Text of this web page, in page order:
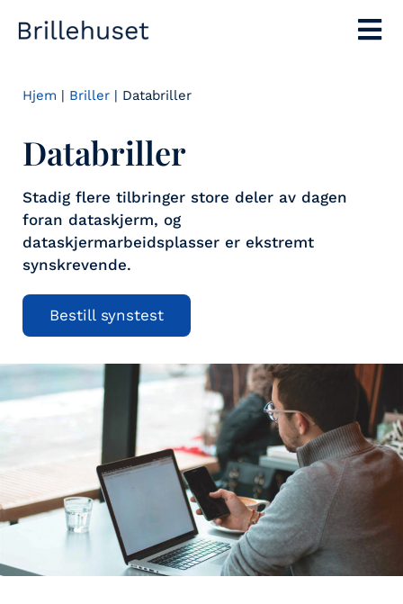
Hjem | Briller | Databriller
Databriller
Stadig flere tilbringer store deler av dagen
foran dataskjerm, og
dataskjermarbeidsplasser er ekstremt
synskrevende.
Bestill synstest